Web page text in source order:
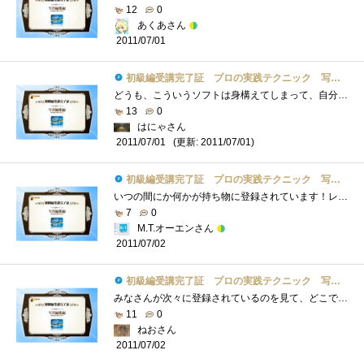
12
0
あくあさん
2011/07/01
初級編受講完了証 プロの実践テクニック 写真編集編
どうも、こういうソフトは身構えてしまって、自分のツールにならないところがあるんですが、この講座は、写真編集を判りやすく説明していて�...
13
0
はにゃさん
2011/07/01
(更新: 2011/07/01)
初級編受講完了証 プロの実践テクニック 写真編集編
いつの間にか何かが持ち物に登録されています！レビュー募集の説明を読むと貰えるんですね。何人くらい応募しているのかが何となく分かりそ�...
7
0
M.T.オーエンさん
2011/07/02
初級編受講完了証 プロの実践テクニック 写真編集編
みなさんが次々に登録されているのを見て、どこでどうやって入手するんだろうって思ってました。なるほど、いい企画ですね。本題の内容はと�...
11
0
ねおさん
2011/07/02